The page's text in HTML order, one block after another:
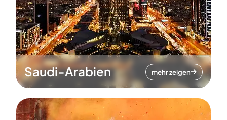
Saudi-Arabien mehr zeigen